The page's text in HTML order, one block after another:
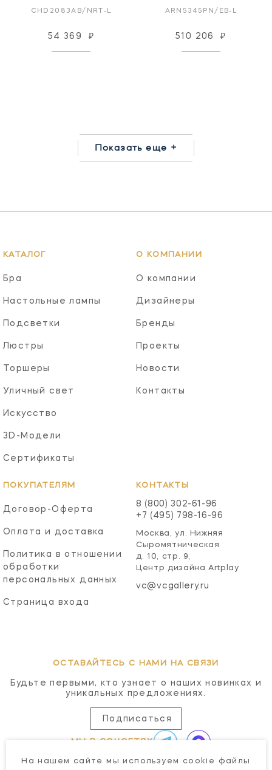
CHD2083AB/NRT-L
54 369 ₽
ARN5345PN/EB-L
510 206 ₽
Показать еще +
КАТАЛОГ
Бра
Настольные лампы
Подсветки
Люстры
Торшеры
Уличный свет
Искусство
3D-Модели
Сертификаты
О КОМПАНИИ
О компании
Дизайнеры
Бренды
Проекты
Новости
Контакты
ПОКУПАТЕЛЯМ
Договор-Оферта
Оплата и доставка
Политика в отношении
обработки
персональных данных
Страница входа
КОНТАКТЫ
8 (800) 302-61-96
+7 (495) 798-16-96
Москва, ул. Нижняя
Сыромятническая
д. 10, стр. 9,
Центр дизайна Artplay
vc@vcgallery.ru
ОСТАВАЙТЕСЬ С НАМИ НА СВЯЗИ
Будьте первыми, кто узнает о наших новинках и
уникальных предложениях.
Подписаться
МЫ В СОЦСЕТЯХ
На нашем сайте мы используем cookie файлы